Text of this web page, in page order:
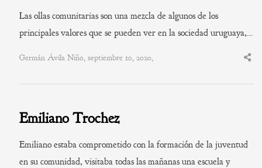
Las ollas comunitarias son una mezcla de algunos de los
principales valores que se pueden ver en la sociedad uruguaya,…
Germán Ávila Niño, septiembre 10, 2020,
Emiliano Trochez
Emiliano estaba comprometido con la formación de la juventud
en su comunidad, visitaba todas las mañanas una escuela y